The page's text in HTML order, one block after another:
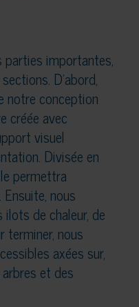
importantes,
D’abord,
notre conception
créée avec
visuel
Divisée en
permettra
Ensuite, nous
de chaleur, de
terminer, nous
axées sur,
et des